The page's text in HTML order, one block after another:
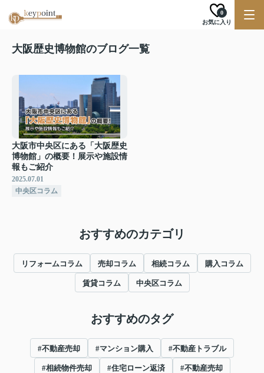
お気に入り
0
大阪歴史博物館のブログ一覧
大阪市中央区にある「大阪歴史
博物館」の概要！展示や施設情
報もご紹介
2025.07.01
中央区コラム
おすすめのカテゴリ
リフォームコラム 売却コラム 相続コラム 購入コラム
賃貸コラム 中央区コラム
おすすめのタグ
#不動産売却 #マンション購入 #不動産トラブル
#相続物件売却 #住宅ローン返済 #不動産売却